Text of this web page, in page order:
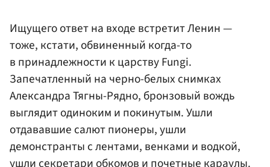
Ищущего ответ на входе встретит Ленин —
тоже, кстати, обвиненный когда-то
в принадлежности к царству Fungi.
Запечатленный на черно-белых снимках
Александра Тягны-Рядно, бронзовый вождь
выглядит одиноким и покинутым. Ушли
отдававшие салют пионеры, ушли
демонстранты с лентами, венками и водкой,
ушли секретари обкомов и почетные караулы.